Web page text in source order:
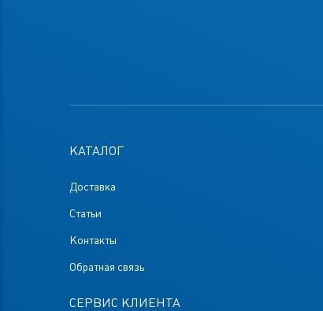
КАТАЛОГ
Доставка
Статьи
Контакты
Обратная связь
СЕРВИС КЛИЕНТА